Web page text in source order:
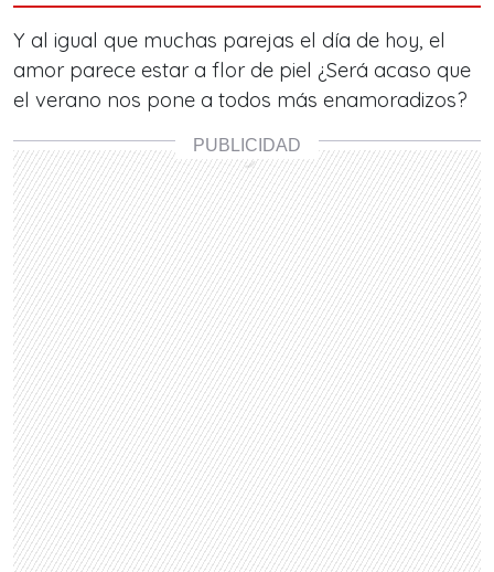
Y al igual que muchas parejas el día de hoy, el
amor parece estar a flor de piel ¿Será acaso que
el verano nos pone a todos más enamoradizos?